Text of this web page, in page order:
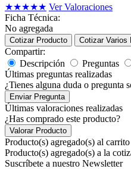
★★★★★ Ver Valoraciones
Ficha Técnica:
No agregada
Cotizar Producto Cotizar Varios
Compartir:
Descripción
Preguntas
Últimas preguntas realizadas
¿Tienes alguna duda o pregunta
Enviar Pregunta
Últimas valoraciones realizadas
¿Has comprado este producto?
Valorar Producto
Producto(s) agregado(s) al
Producto(s) agregado(s) a la
Suscríbete a nuestro Newsletter